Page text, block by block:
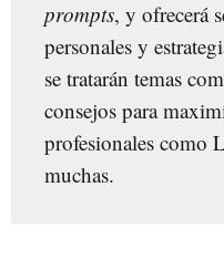
prompts, y ofrecerá
personales y
se tratarán temas
consejos para
profesionales como
muchas.